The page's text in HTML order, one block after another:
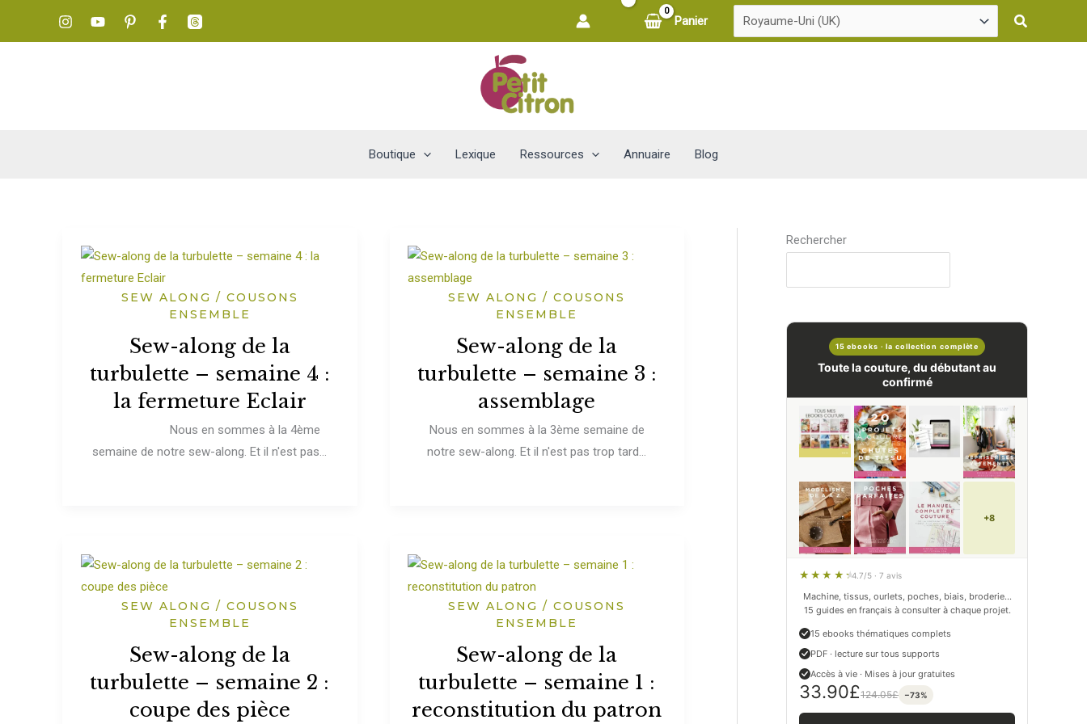
Panier
Boutique Lexique Ressources Annuaire Blog
SEW ALONG / COUSONS
ENSEMBLE
Sew-along de la
turbulette – semaine 4 :
la fermeture Eclair
Nous en sommes à la 4ème
semaine de notre sew-along. Et il n'est pas...
SEW ALONG / COUSONS
ENSEMBLE
Sew-along de la
turbulette – semaine 3 :
assemblage
Nous en sommes à la 3ème semaine de
notre sew-along. Et il n'est pas trop tard...
SEW ALONG / COUSONS
ENSEMBLE
Sew-along de la
turbulette – semaine 2 :
coupe des pièce
SEW ALONG / COUSONS
ENSEMBLE
Sew-along de la
turbulette – semaine 1 :
reconstitution du patron
Rechercher
15 ebooks · la collection complète
Toute la couture, du débutant au
confirmé
+8
4.7/5 · 7 avis
Machine, tissus, ourlets, poches, biais, broderie…
15 guides en français à consulter à chaque projet.
15 ebooks thématiques complets
PDF · lecture sur tous supports
Accès à vie · Mises à jour gratuites
33.90£124.05£ −73%